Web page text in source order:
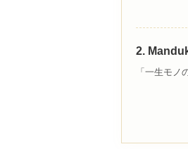
2.
「一生モ